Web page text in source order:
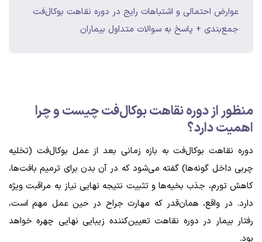
عوارض احتمالی و اشتباهات رایج در دوره نقاهت بوکال‌فت
جمع‌بندی + پاسخ به سوالات متداول بیماران
منظور از دوره نقاهت بوکال‌فت چیست و چرا
اهمیت دارد؟
دوره نقاهت بوکال‌فت به بازه زمانی بعد از عمل بوکال‌فت (تخلیه
چربی داخل گونه‌ها) گفته می‌شود که در آن بدن برای ترمیم بافت‌ها،
کاهش تورم، جذب بخیه‌ها و تثبیت نتیجه نهایی نیاز به مراقبت ویژه
دارد. در واقع، همان‌قدر که مهارت جراح در حین عمل مهم است،
رفتار بیمار در دوره نقاهت تعیین‌کننده زیبایی نهایی چهره خواهد
بود.